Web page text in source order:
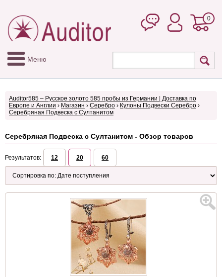
0
Меню
Auditor585 – Русское золото 585 пробы из Германии | Доставка по
Европе и Англии › Магазин › Серебро › Кулоны Подвески Серебро ›
Серебряная Подвеска с Султанитом
Серебряная Подвеска с Султанитом - Обзор товаров
Результатов: 12 20 60